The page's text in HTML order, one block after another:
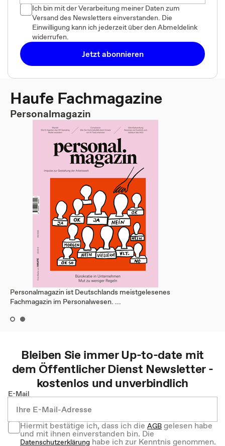
Ich bin mit der Verarbeitung meiner Daten zum
Versand des Newsletters einverstanden. Die
Einwilligung kann ich jederzeit über den Abmeldelink
widerrufen.
Jetzt abonnieren
Haufe Fachmagazine
Personalmagazin
Personalmagazin ist Deutschlands meistgelesenes
Fachmagazin im Personalwesen. ...
Bleiben Sie immer Up-to-date mit
dem Öffentlicher Dienst Newsletter -
kostenlos und unverbindlich
E-Mail
Hiermit bestätige ich, dass ich dieAGBgelesen habe
und mit ihnen einverstanden bin. Die
Datenschutzerklärung habe ich zur Kenntnis genommen.